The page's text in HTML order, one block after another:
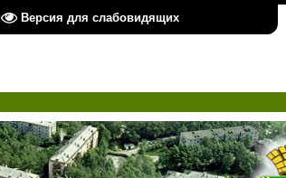
Версия для слабовидящих